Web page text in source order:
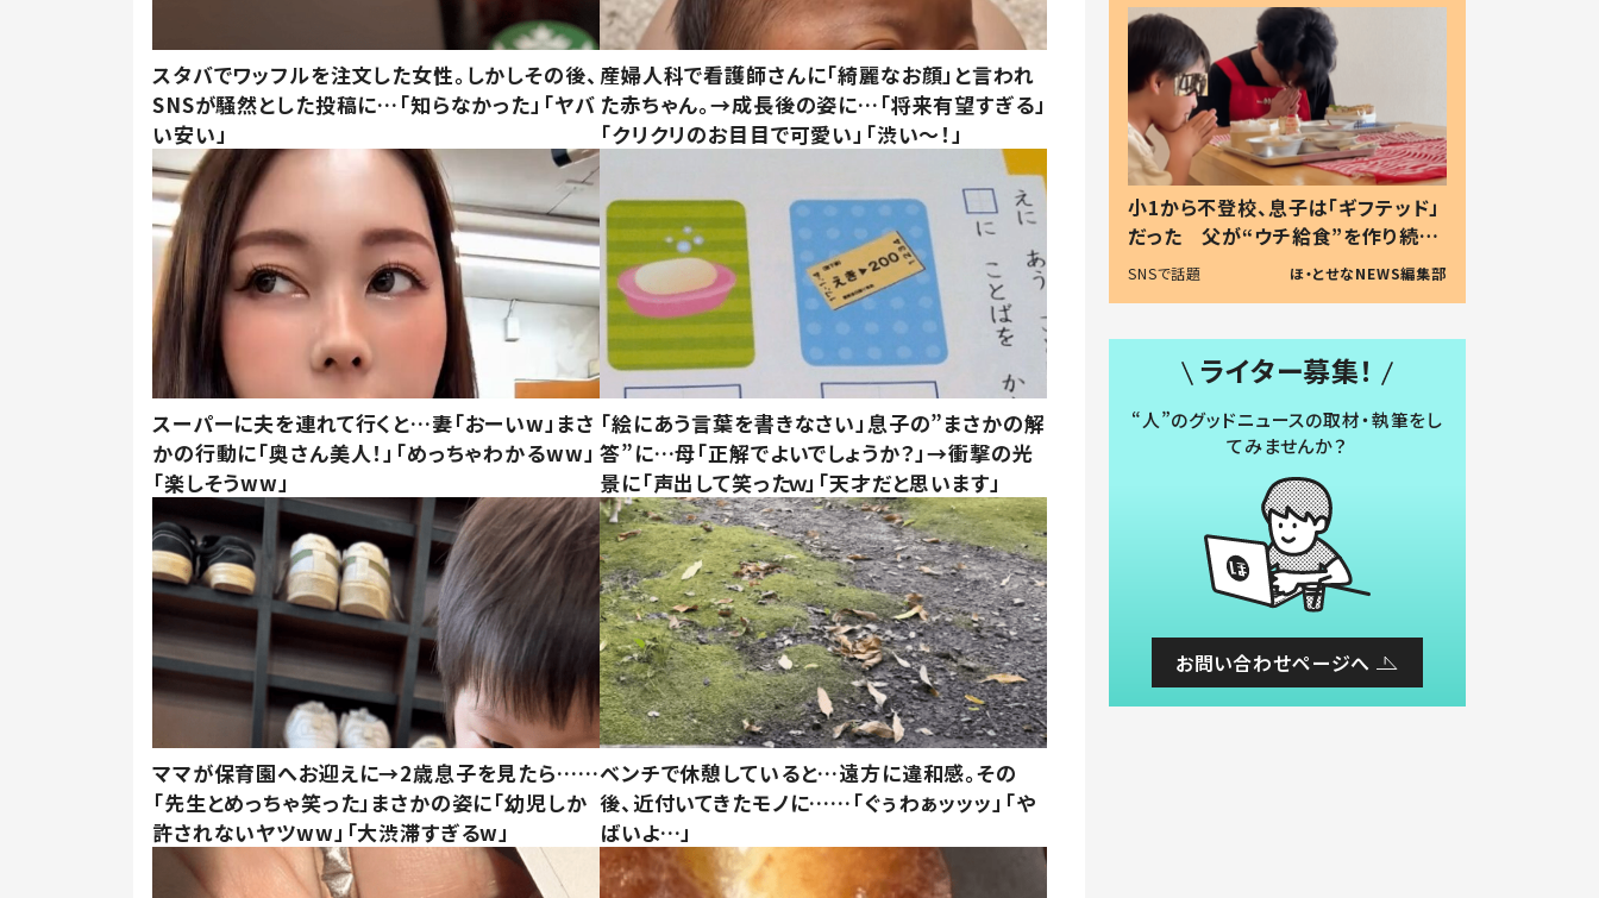
スタバでワッフルを注文した女性。しかしその後、
SNSが騒然とした投稿に…「知らなかった」「ヤバ
い安い」
産婦人科で看護師さんに「綺麗なお顔」と言われ
た赤ちゃん。→成長後の姿に…「将来有望すぎる」
「クリクリのお目目で可愛い」「渋い～！」
スーパーに夫を連れて行くと…妻「おーいw」まさ
かの行動に「奥さん美人！」「めっちゃわかるww」
「楽しそうww」
「絵にあう言葉を書きなさい」息子の”まさかの解
答”に…母「正解でよいでしょうか？」→衝撃の光
景に「声出して笑ったｗ」「天才だと思います」
ママが保育園へお迎えに→2歳息子を見たら……
「先生とめっちゃ笑った」まさかの姿に「幼児しか
許されないヤツww」「大渋滞すぎるw」
ベンチで休憩していると…遠方に違和感。その
後、近付いてきたモノに……「ぐぅわぁッッッ」「や
ばいよ…」
小1から不登校、息子は「ギフテッド」
だった 父が“ウチ給食”を作り続け
る理由とは #令和の親 #令和の子
SNSで話題 ほ・とせなNEWS編集部
ライター募集！
“人”のグッドニュースの取材・執筆をし
てみませんか？
お問い合わせページへ